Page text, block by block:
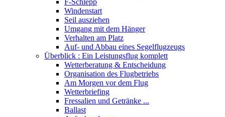
F-Schlepp
Windenstart
Seil ausziehen
Umgang mit dem Hänger
Verhalten am Platz
Auf- und Abbau eines Segelflugzeugs
Überblick : Ein Leistungsflug komplett
Wetterberatung & Entscheidung
Organisation des Flugbetriebs
Am Morgen vor dem Flug
Wetterbriefing
Fressalien und Getränke ...
Ballast